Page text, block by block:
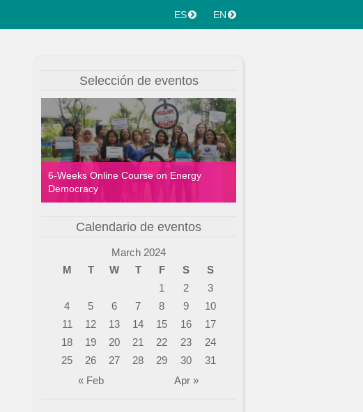
ES EN
Selección de eventos
6-Weeks Online Course on Energy
Democracy
Calendario de eventos
March 2024
M
T W T F S
S
1
2
3
4
5 6 7 8 9
10
11
12 13 14 15 16
17
18
19 20 21 22 23
24
25
26 27 28 29 30
31
« Feb
Apr »